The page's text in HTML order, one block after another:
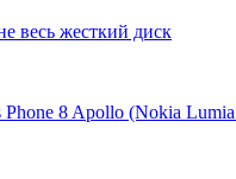
весь жесткий диск
8 Apollo (Nokia